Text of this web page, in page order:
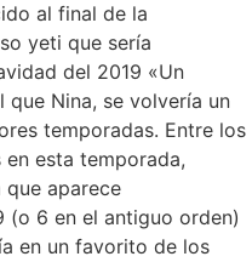
al final de la
yeti que sería
del 2019 «Un
que Nina, se volvería un
temporadas. Entre los
esta temporada,
que aparece
(o 6 en el antiguo orden)
en un favorito de los